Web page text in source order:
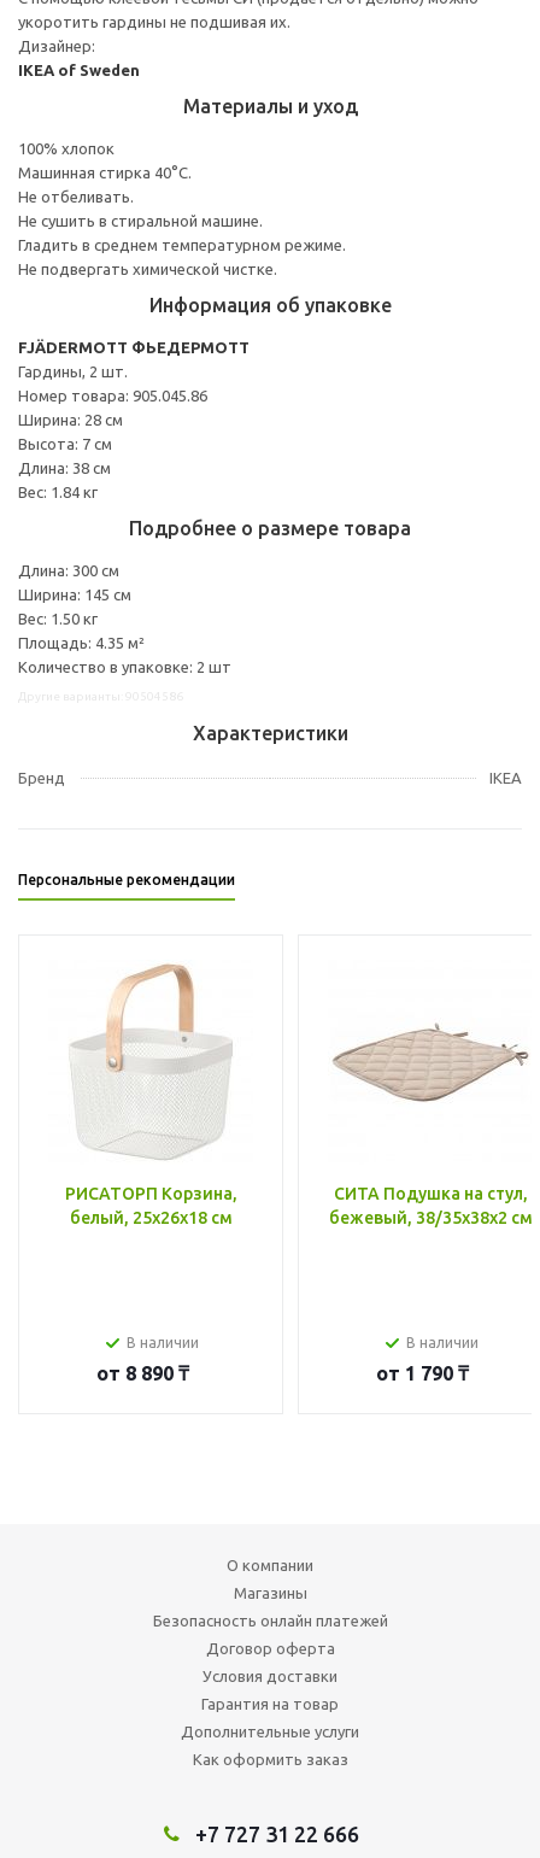
укоротить гардины не подшивая их.
Дизайнер:
IKEA of Sweden
Материалы и уход
100% хлопок
Машинная стирка 40°С.
Не отбеливать.
Не сушить в стиральной машине.
Гладить в среднем температурном режиме.
Не подвергать химической чистке.
Информация об упаковке
FJÄDERMOTT ФЬЕДЕРМОТТ
Гардины, 2 шт.
Номер товара: 905.045.86
Ширина: 28 см
Высота: 7 см
Длина: 38 см
Вес: 1.84 кг
Подробнее о размере товара
Длина: 300 см
Ширина: 145 см
Вес: 1.50 кг
Площадь: 4.35 м²
Количество в упаковке: 2 шт
Характеристики
Бренд IKEA
Персональные рекомендации
РИСАТОРП Корзина,
белый, 25x26x18 см
В наличии
от 8 890 ₸
СИТА Подушка на стул,
бежевый, 38/35x38x2 см
В наличии
от 1 790 ₸
О компании
Магазины
Безопасность онлайн платежей
Договор оферта
Условия доставки
Гарантия на товар
Дополнительные услуги
Как оформить заказ
+7 727 31 22 666